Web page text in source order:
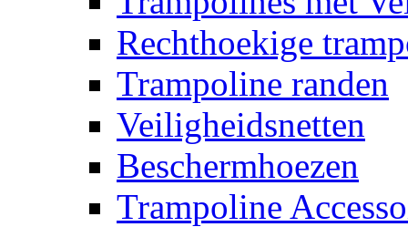
Rechthoekige
Trampoline randen
Veiligheidsnetten
Beschermhoezen
Trampoline